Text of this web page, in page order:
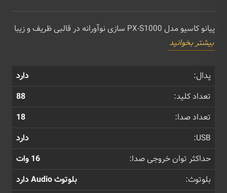
پیانو کاسیو مدل PX-S1000 سازی نوآورانه در قالبی ظریف و زیبا
بیشتر بخوانید
پدال:
دارد
تعداد کلید:
88
تعداد صدا:
18
USB:
دارد
حداکثر توان خروجی صدا:
16 وات
بلوتوث:
بلوتوث Audio دارد